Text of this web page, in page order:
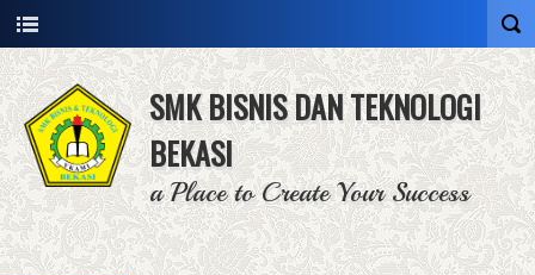
SMK BISNIS DAN TEKNOLOGI
BEKASI
a Place to Create Your Success